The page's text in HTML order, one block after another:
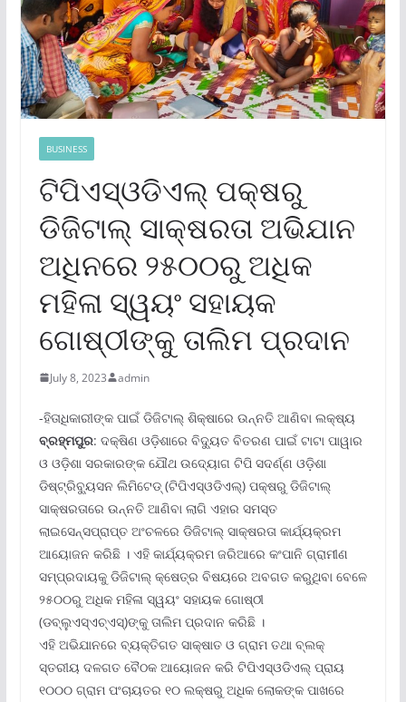
BUSINESS
ଟିପିଏସ୍‌ଓଡିଏଲ୍ ପକ୍ଷରୁ
ଡିଜିଟାଲ୍ ସାକ୍ଷରତା ଅଭିଯାନ
ଅଧିନରେ ୨୫୦୦ରୁ ଅଧିକ
ମହିଳା ସ୍ୱୟଂ ସହାୟକ
ଗୋଷ୍ଠୀଙ୍କୁ ତାଲିମ ପ୍ରଦାନ
July 8, 2023 admin
-ହିତାଧିକାରୀଙ୍କ ପାଇଁ ଡିଜିଟାଲ୍ ଶିକ୍ଷାରେ ଉନ୍ନତି ଆଣିବା ଲକ୍ଷ୍ୟ
ବ୍ରହ୍ମପୁର: ଦକ୍ଷିଣ ଓଡ଼ିଶାରେ ବିଦ୍ୟୁତ ବିତରଣ ପାଇଁ ଟାଟା ପାୱାର
ଓ ଓଡ଼ିଶା ସରକାରଙ୍କ ଯୌଥ ଉଦ୍ୟୋଗ ଟିପି ସଦର୍ଣ୍ଣ ଓଡ଼ିଶା
ଡିଷ୍ଟ୍ରିବ୍ୟୁସନ ଲିମିଟେଡ୍ (ଟିପିଏସ୍‌ଓଡିଏଲ୍‌) ପକ୍ଷରୁ ଡିଜିଟାଲ୍
ସାକ୍ଷରତାରେ ଉନ୍ନତି ଆଣିବା ଲାଗି ଏହାର ସମସ୍ତ
ଲାଇସେନ୍ସପ୍ରାପ୍ତ ଅଂଚଳରେ ଡିଜିଟାଲ୍ ସାକ୍ଷରତା କାର୍ଯ୍ୟକ୍ରମ
ଆୟୋଜନ କରିଛି । ଏହି କାର୍ଯ୍ୟକ୍ରମ ଜରିଆରେ କଂପାନି ଗ୍ରାମୀଣ
ସମ୍ପ୍ରଦାୟକୁ ଡିଜିଟାଲ୍ କ୍ଷେତ୍ର ବିଷୟରେ ଅବଗତ କରୁଥିବା ବେଳେ
୨୫୦୦ରୁ ଅଧିକ ମହିଳା ସ୍ୱୟଂ ସହାୟକ ଗୋଷ୍ଠୀ
(ଡବ୍ଲୁଏସ୍‌ଏଚ୍‌ଏସ୍‌)ଙ୍କୁ ତାଲିମ ପ୍ରଦାନ କରିଛି ।
ଏହି ଅଭିଯାନରେ ବ୍ୟକ୍ତିଗତ ସାକ୍ଷାତ ଓ ଗ୍ରାମ ତଥା ବ୍ଲକ୍
ସ୍ତରୀୟ ଦଳଗତ ବୈଠକ ଆୟୋଜନ କରି ଟିପିଏସ୍‌ଓଡିଏଲ୍ ପ୍ରାୟ
୧୦୦୦ ଗ୍ରାମ ପଂଚାୟତର ୧୦ ଲକ୍ଷରୁ ଅଧିକ ଲୋକଙ୍କ ପାଖରେ